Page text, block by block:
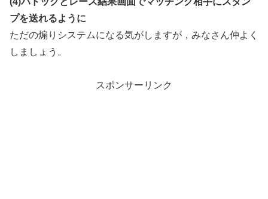
プを送れるように
ただの煽りシステムになる気がしますが，みなさん仲よく
しましょう。
スポンサーリンク